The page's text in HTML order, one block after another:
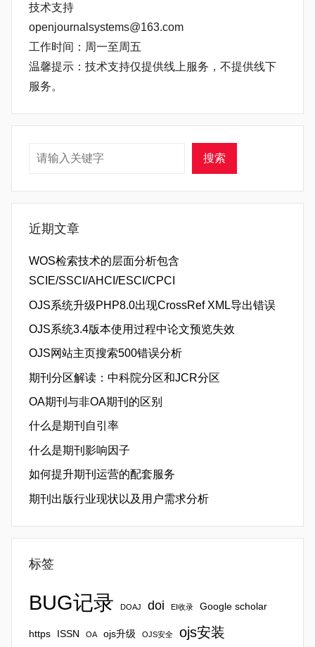
技术支持
openjournalsystems@163.com
工作时间：周一至周五
温馨提示：技术支持仅提供线上服务，不提供线下
服务。
搜索
搜索
近期文章
WOS检索技术的层面分析包含
SCIE/SSCI/AHCI/ESCI/CPCI
OJS系统升级PHP8.0出现CrossRef XML导出错误
OJS系统3.4版本使用过程中论文预览失效
OJS网站主页搜索500错误分析
期刊分区解读：中科院分区和JCR分区
OA期刊与非OA期刊的区别
什么是期刊自引率
什么是期刊影响因子
如何提升期刊运营的配套服务
期刊出版行业现状以及用户需求分析
标签
BUG记录 DOAJ doi EI收录 Google scholar
https ISSN OA ojs升级 OJS安全 ojs安装